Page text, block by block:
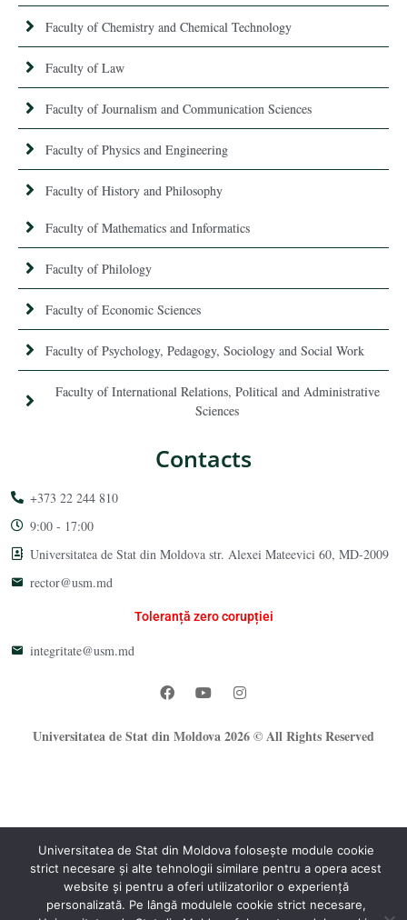
Faculty of Chemistry and Chemical Technology
Faculty of Law
Faculty of Journalism and Communication Sciences
Faculty of Physics and Engineering
Faculty of History and Philosophy
Faculty of Mathematics and Informatics
Faculty of Philology
Faculty of Economic Sciences
Faculty of Psychology, Pedagogy, Sociology and Social Work
Faculty of International Relations, Political and Administrative
Sciences
Contacts
+373 22 244 810
9:00 - 17:00
Universitatea de Stat din Moldova str. Alexei Mateevici 60, MD-2009
rector@usm.md
Toleranță zero corupției
integritate@usm.md
Universitatea de Stat din Moldova 2026 © All Rights Reserved
Oficiul Programare Web al USM®
Universitatea de Stat din Moldova folosește module cookie
strict necesare și alte tehnologii similare pentru a opera acest
website și pentru a oferi utilizatorilor o experiență
personalizată. Pe lângă modulele cookie strict necesare,